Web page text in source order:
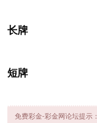
长牌
短牌
免费彩金-彩金网论坛提示：